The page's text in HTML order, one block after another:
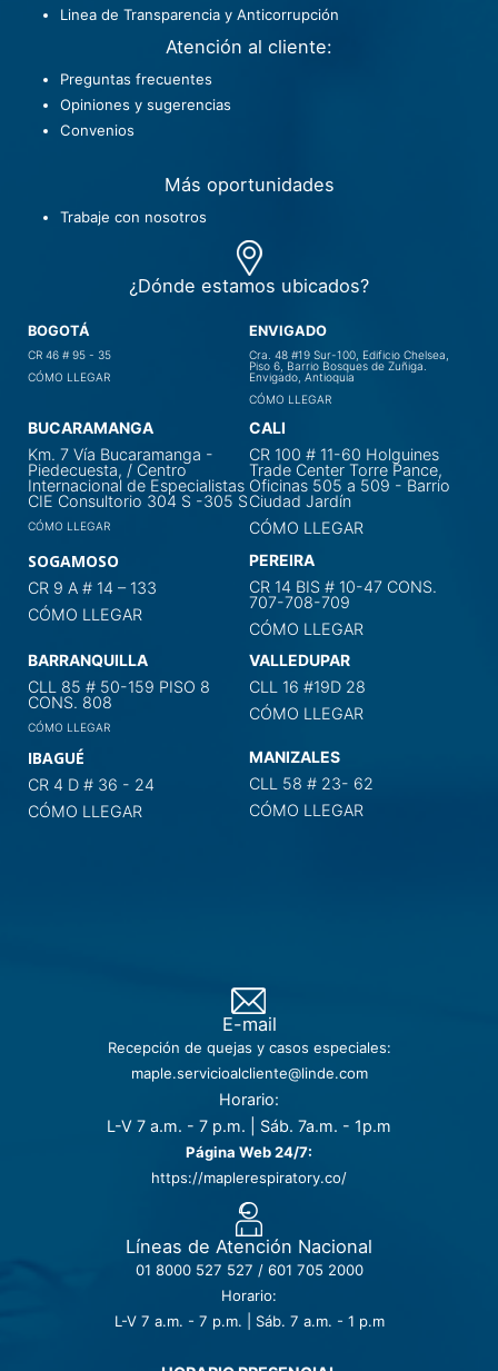
Linea de Transparencia y Anticorrupción
Atención al cliente:
Preguntas frecuentes
Opiniones y sugerencias
Convenios
Más oportunidades
Trabaje con nosotros
¿Dónde estamos ubicados?
BOGOTÁ
CR 46 # 95 - 35
CÓMO LLEGAR
ENVIGADO
Cra. 48 #19 Sur-100, Edificio Chelsea,
Piso 6, Barrio Bosques de Zuñiga.
Envigado, Antioquia
CÓMO LLEGAR
BUCARAMANGA
Km. 7 Vía Bucaramanga -
Piedecuesta, / Centro
Internacional de Especialistas
CIE Consultorio 304 S -305 S
CÓMO LLEGAR
CALI
CR 100 # 11-60 Holguines
Trade Center Torre Pance,
Oficinas 505 a 509 - Barrio
Ciudad Jardín
CÓMO LLEGAR
SOGAMOSO
CR 9 A # 14 – 133
CÓMO LLEGAR
PEREIRA
CR 14 BIS # 10-47 CONS.
707-708-709
CÓMO LLEGAR
BARRANQUILLA
CLL 85 # 50-159 PISO 8
CONS. 808
CÓMO LLEGAR
VALLEDUPAR
CLL 16 #19D 28
CÓMO LLEGAR
IBAGUÉ
CR 4 D # 36 - 24
CÓMO LLEGAR
MANIZALES
CLL 58 # 23- 62
CÓMO LLEGAR
E-mail
Recepción de quejas y casos especiales:
maple.servicioalcliente@linde.com
Horario:
L-V 7 a.m. - 7 p.m. | Sáb. 7a.m. - 1p.m
Página Web 24/7:
https://maplerespiratory.co/
Líneas de Atención Nacional
01 8000 527 527 / 601 705 2000
Horario:
L-V 7 a.m. - 7 p.m. | Sáb. 7 a.m. - 1 p.m